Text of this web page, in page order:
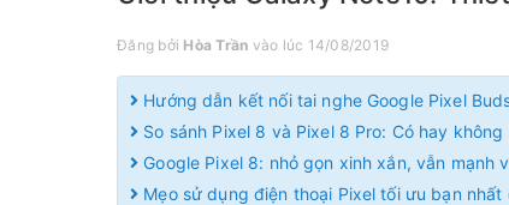
Đăng bởi Hòa Trần vào lúc 14/08/2019
Hướng dẫn kết nối tai nghe Google Pixel
So sánh Pixel 8 và Pixel 8 Pro: Có hay
Google Pixel 8: nhỏ gọn xinh xắn, vẫn mạnh
Mẹo sử dụng điện thoại Pixel tối ưu bạn nhất